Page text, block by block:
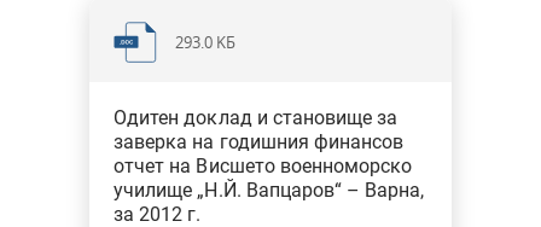
293.0 KБ
Одитен доклад и становище за
заверка на годишния финансов
отчет на Висшето военноморско
училище „Н.Й. Вапцаров“ – Варна,
за 2012 г.